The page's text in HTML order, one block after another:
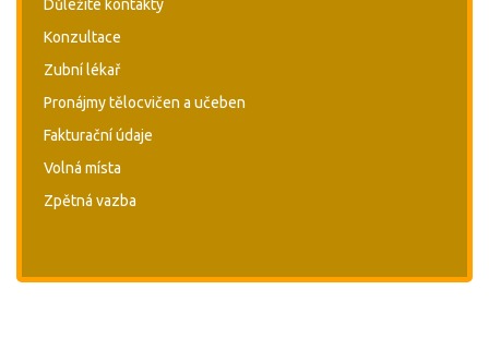
Důležité kontakty
Konzultace
Zubní lékař
Pronájmy tělocvičen a učeben
Fakturační údaje
Volná místa
Zpětná vazba